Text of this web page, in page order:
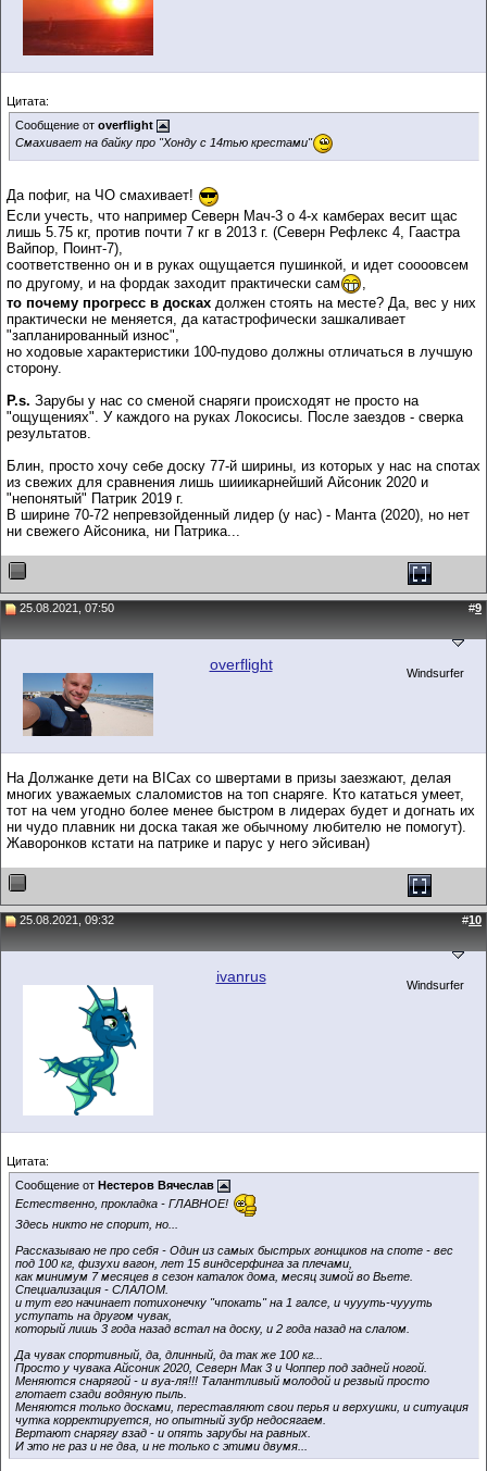
Цитата:
Сообщение от overflight
Смахивает на байку про "Хонду с 14тью крестами"
Да пофиг, на ЧО смахивает!
Если учесть, что например Северн Мач-3 о 4-х камберах весит щас
лишь 5.75 кг, против почти 7 кг в 2013 г. (Северн Рефлекс 4, Гаастра
Вайпор, Поинт-7),
соответственно он и в руках ощущается пушинкой, и идет соооовсем
по другому, и на фордак заходит практически сам
то почему прогресс в досках должен стоять на месте? Да, вес у них
практически не меняется, да катастрофически зашкаливает
"запланированный износ",
но ходовые характеристики 100-пудово должны отличаться в лучшую
сторону.
P.s. Зарубы у нас со сменой снаряги происходят не просто на
"ощущениях". У каждого на руках Локосисы. После заездов - сверка
результатов.
Блин, просто хочу себе доску 77-й ширины, из которых у нас на спотах
из свежих для сравнения лишь шииикарнейший Айсоник 2020 и
"непонятый" Патрик 2019 г.
В ширине 70-72 непревзойденный лидер (у нас) - Манта (2020), но нет
ни свежего Айсоника, ни Патрика...
25.08.2021, 07:50 #9
overflight Windsurfer
На Должанке дети на BICах со швертами в призы заезжают, делая
многих уважаемых слаломистов на топ снаряге. Кто кататься умеет,
тот на чем угодно более менее быстром в лидерах будет и догнать их
ни чудо плавник ни доска такая же обычному любителю не помогут).
Жаворонков кстати на патрике и парус у него эйсиван)
25.08.2021, 09:32 #10
ivanrus Windsurfer
Цитата:
Сообщение от Нестеров Вячеслав
Естественно, прокладка - ГЛАВНОЕ!
Здесь никто не спорит, но...
Рассказываю не про себя - Один из самых быстрых гонщиков на споте - вес
под 100 кг, физухи вагон, лет 15 виндсерфинга за плечами,
как минимум 7 месяцев в сезон каталок дома, месяц зимой во Вьете.
Специализация - СЛАЛОМ.
и тут его начинает потихонечку "чпокать" на 1 галсе, и чуууть-чуууть
уступать на другом чувак,
который лишь 3 года назад встал на доску, и 2 года назад на слалом.
Да чувак спортивный, да, длинный, да так же 100 кг...
Просто у чувака Айсоник 2020, Северн Мак 3 и Чоппер под задней ногой.
Меняются снарягой - и вуа-ля!!! Талантливый молодой и резвый просто
глотает сзади водяную пыль.
Меняются только досками, переставляют свои перья и верхушки, и ситуация
чутка корректируется, но опытный зубр недосягаем.
Вертают снарягу взад - и опять зарубы на равных.
И это не раз и не два, и не только с этими двумя...